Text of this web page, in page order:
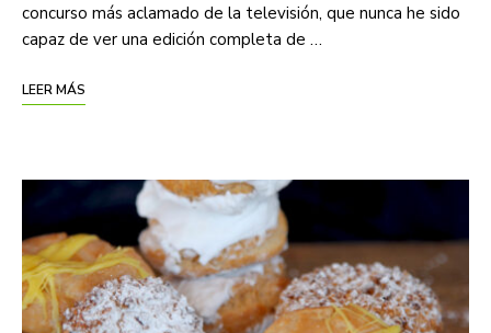
concurso más aclamado de la televisión, que nunca he sido
capaz de ver una edición completa de …
LEER MÁS